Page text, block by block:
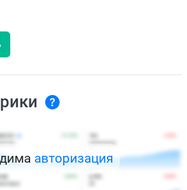
авторизация